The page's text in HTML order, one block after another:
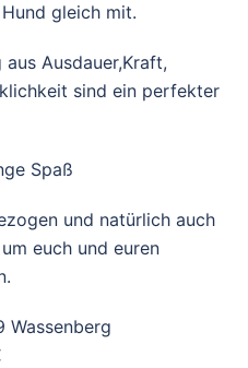
gleich mit.
Ausdauer,Kraft,
sind ein perfekter
Spaß
und natürlich auch
euch und euren
Wassenberg